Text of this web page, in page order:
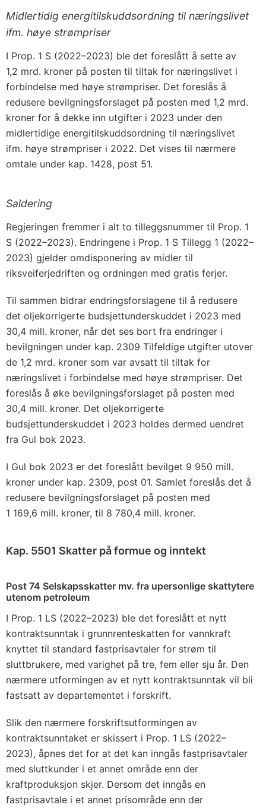
Midlertidig energitilskuddsordning til næringslivet
ifm. høye strømpriser
I Prop. 1 S (2022–2023) ble det foreslått å sette av
1,2 mrd. kroner på posten til tiltak for næringslivet i
forbindelse med høye strømpriser. Det foreslås å
redusere bevilgningsforslaget på posten med 1,2 mrd.
kroner for å dekke inn utgifter i 2023 under den
midlertidige energitilskuddsordning til næringslivet
ifm. høye strømpriser i 2022. Det vises til nærmere
omtale under kap. 1428, post 51.
Saldering
Regjeringen fremmer i alt to tilleggsnummer til Prop. 1
S (2022–2023). Endringene i Prop. 1 S Tillegg 1 (2022–
2023) gjelder omdisponering av midler til
riksveiferjedriften og ordningen med gratis ferjer.
Til sammen bidrar endringsforslagene til å redusere
det oljekorrigerte budsjettunderskuddet i 2023 med
30,4 mill. kroner, når det ses bort fra endringer i
bevilgningen under kap. 2309 Tilfeldige utgifter utover
de 1,2 mrd. kroner som var avsatt til tiltak for
næringslivet i forbindelse med høye strømpriser. Det
foreslås å øke bevilgningsforslaget på posten med
30,4 mill. kroner. Det oljekorrigerte
budsjettunderskuddet i 2023 holdes dermed uendret
fra Gul bok 2023.
I Gul bok 2023 er det foreslått bevilget 9 950 mill.
kroner under kap. 2309, post 01. Samlet foreslås det å
redusere bevilgningsforslaget på posten med
1 169,6 mill. kroner, til 8 780,4 mill. kroner.
Kap. 5501 Skatter på formue og inntekt
Post 74 Selskapsskatter mv. fra upersonlige skattytere
utenom petroleum
I Prop. 1 LS (2022–2023) ble det foreslått et nytt
kontraktsunntak i grunnrenteskatten for vannkraft
knyttet til standard fastprisavtaler for strøm til
sluttbrukere, med varighet på tre, fem eller sju år. Den
nærmere utformingen av et nytt kontraktsunntak vil bli
fastsatt av departementet i forskrift.
Slik den nærmere forskriftsutformingen av
kontraktsunntaket er skissert i Prop. 1 LS (2022–
2023), åpnes det for at det kan inngås fastprisavtaler
med sluttkunder i et annet område enn der
kraftproduksjon skjer. Dersom det inngås en
fastprisavtale i et annet prisområde enn der